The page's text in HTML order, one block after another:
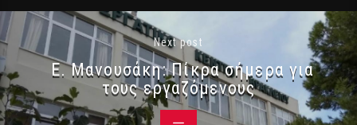
Next post
Ε. Μανουσάκη: Πίκρα σήμερα για
τους εργαζόμενους